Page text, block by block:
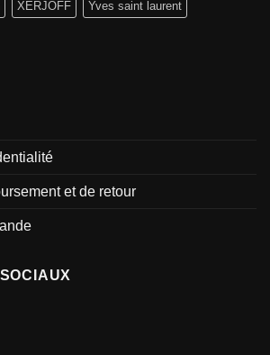
XERJOFF Yves saint laurent
et de retour